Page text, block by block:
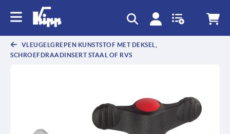
VLEUGELGREPEN KUNSTSTOF MET DEKSEL,
SCHROEFDRAADINSERT STAAL OF RVS